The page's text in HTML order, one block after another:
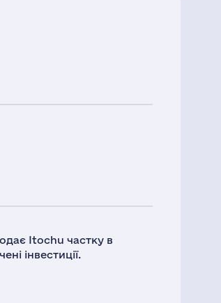
Itochu частку в
інвестиції.